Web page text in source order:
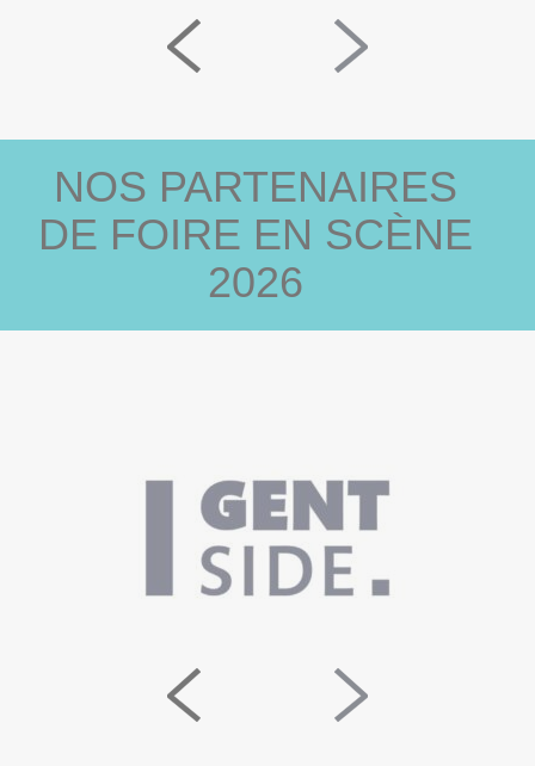
NOS PARTENAIRES
DE FOIRE EN SCÈNE
2026